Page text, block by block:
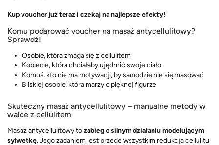
Kup voucher już teraz i czekaj na najlepsze efekty!
Komu podarować voucher na masaż antycellulitowy?
Sprawdź!
Osobie, która zmaga się z cellulitem
Kobiecie, która chciałaby ujędrnić swoje ciało
Komuś, kto nie ma motywacji, by samodzielnie się masować
Bliskiej osobie, która marzy o pięknej figurze
Skuteczny masaż antycellulitowy – manualne metody w
walce z cellulitem
Masaż antycellulitowy tozabieg o silnym działaniu modelującym
sylwetkę. Jego zadaniem jest przede wszystkim redukcja cellulitu